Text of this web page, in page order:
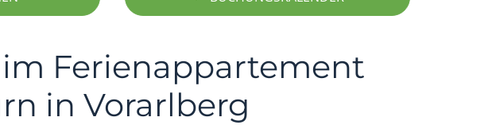
Ferienappartement
in Vorarlberg